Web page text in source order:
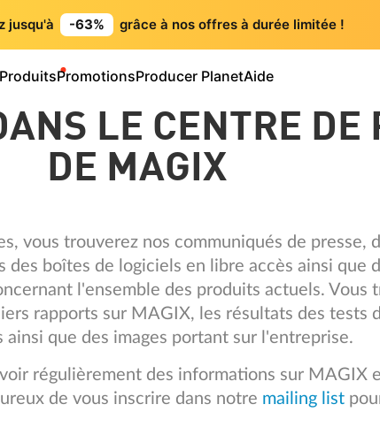
jusqu'à -63% grâce à nos offres à durée limitée !
ProduitsPromotionsProducer PlanetAide
LE CENTRE DE
DE MAGIX
vous trouverez nos communiqués de presse,
des boîtes de logiciels en libre accès ainsi que
l'ensemble des produits actuels. Vous
rapports sur MAGIX, les résultats des tests
ainsi que des images portant sur l'entreprise.
régulièrement des informations sur MAGIX
de vous inscrire dans notre mailing list